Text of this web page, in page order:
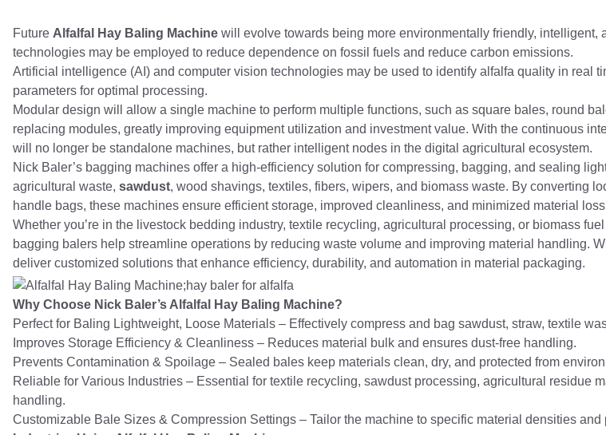
Future Alfalfal Hay Baling Machine will evolve towards being more environmentally friendly, intelligent,
technologies may be employed to reduce dependence on fossil fuels and reduce carbon emissions.
Artificial intelligence (AI) and computer vision technologies may be used to identify alfalfa quality in real
parameters for optimal processing.
Modular design will allow a single machine to perform multiple functions, such as square bales, round
replacing modules, greatly improving equipment utilization and investment value. With the continuous
will no longer be standalone machines, but rather intelligent nodes in the digital agricultural ecosystem.
Nick Baler’s bagging machines offer a high-efficiency solution for compressing, bagging, and sealing
agricultural waste, sawdust, wood shavings, textiles, fibers, wipers, and biomass waste. By converting
handle bags, these machines ensure efficient storage, improved cleanliness, and minimized material
Whether you’re in the livestock bedding industry, textile recycling, agricultural processing, or biomass
bagging balers help streamline operations by reducing waste volume and improving material handling.
deliver customized solutions that enhance efficiency, durability, and automation in material packaging.
Why Choose Nick Baler’s Alfalfal Hay Baling Machine?
Perfect for Baling Lightweight, Loose Materials – Effectively compress and bag sawdust, straw, textile
Improves Storage Efficiency & Cleanliness – Reduces material bulk and ensures dust-free handling.
Prevents Contamination & Spoilage – Sealed bales keep materials clean, dry, and protected from
Reliable for Various Industries – Essential for textile recycling, sawdust processing, agricultural residue
handling.
Customizable Bale Sizes & Compression Settings – Tailor the machine to specific material densities and